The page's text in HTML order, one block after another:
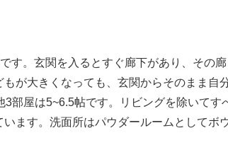
す。玄関を入るとすぐ廊下があり、その廊
が大きくなっても、玄関からそのまま自
部屋は5~6.5帖です。リビングを除いてす
ます。洗面所はパウダールームとしてボ